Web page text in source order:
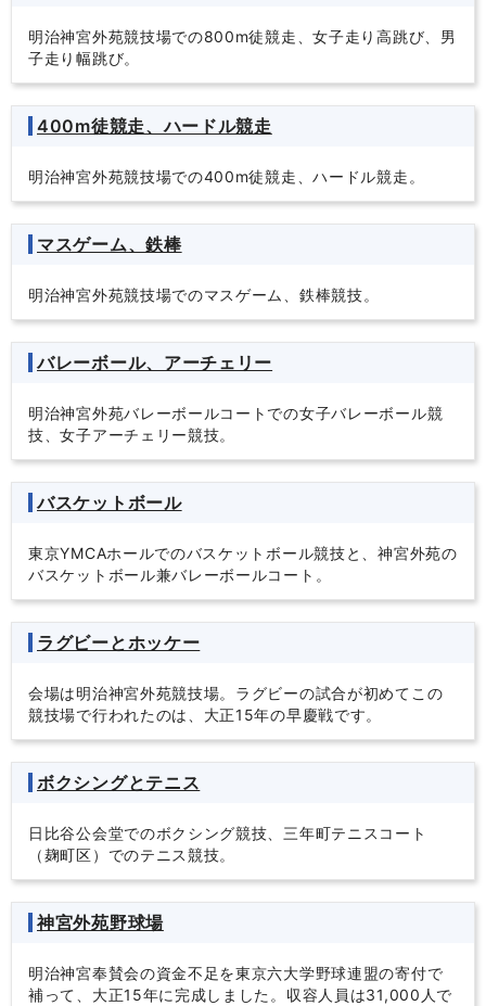
明治神宮外苑競技場での800m徒競走、女子走り高跳び、男
子走り幅跳び。
400m徒競走、ハードル競走
明治神宮外苑競技場での400m徒競走、ハードル競走。
マスゲーム、鉄棒
明治神宮外苑競技場でのマスゲーム、鉄棒競技。
バレーボール、アーチェリー
明治神宮外苑バレーボールコートでの女子バレーボール競
技、女子アーチェリー競技。
バスケットボール
東京YMCAホールでのバスケットボール競技と、神宮外苑の
バスケットボール兼バレーボールコート。
ラグビーとホッケー
会場は明治神宮外苑競技場。ラグビーの試合が初めてこの
競技場で行われたのは、大正15年の早慶戦です。
ボクシングとテニス
日比谷公会堂でのボクシング競技、三年町テニスコート
（麹町区）でのテニス競技。
神宮外苑野球場
明治神宮奉賛会の資金不足を東京六大学野球連盟の寄付で
補って、大正15年に完成しました。収容人員は31,000人で